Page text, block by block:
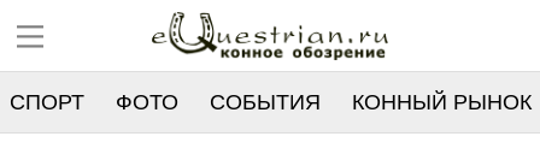
СПОРТ ФОТО СОБЫТИЯ КОННЫЙ РЫНОК